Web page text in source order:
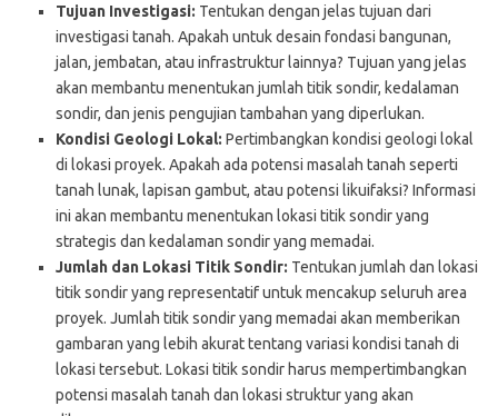
Tujuan Investigasi: Tentukan dengan jelas tujuan dari
investigasi tanah. Apakah untuk desain fondasi bangunan,
jalan, jembatan, atau infrastruktur lainnya? Tujuan yang jelas
akan membantu menentukan jumlah titik sondir, kedalaman
sondir, dan jenis pengujian tambahan yang diperlukan.
Kondisi Geologi Lokal: Pertimbangkan kondisi geologi lokal
di lokasi proyek. Apakah ada potensi masalah tanah seperti
tanah lunak, lapisan gambut, atau potensi likuifaksi? Informasi
ini akan membantu menentukan lokasi titik sondir yang
strategis dan kedalaman sondir yang memadai.
Jumlah dan Lokasi Titik Sondir: Tentukan jumlah dan lokasi
titik sondir yang representatif untuk mencakup seluruh area
proyek. Jumlah titik sondir yang memadai akan memberikan
gambaran yang lebih akurat tentang variasi kondisi tanah di
lokasi tersebut. Lokasi titik sondir harus mempertimbangkan
potensi masalah tanah dan lokasi struktur yang akan